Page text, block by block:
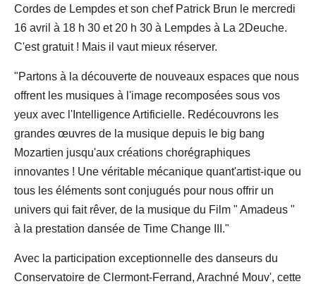
Cordes de Lempdes et son chef Patrick Brun le mercredi
16 avril à 18 h 30 et 20 h 30 à Lempdes à La 2Deuche.
C'est gratuit ! Mais il vaut mieux réserver.
"Partons à la découverte de nouveaux espaces que nous
offrent les musiques à l'image recomposées sous vos
yeux avec l'Intelligence Artificielle. Redécouvrons les
grandes œuvres de la musique depuis le big bang
Mozartien jusqu'aux créations chorégraphiques
innovantes ! Une véritable mécanique quant'artist-ique ou
tous les éléments sont conjugués pour nous offrir un
univers qui fait rêver, de la musique du Film " Amadeus "
à la prestation dansée de Time Change III."
Avec la participation exceptionnelle des danseurs du
Conservatoire de Clermont-Ferrand, Arachné Mouv', cette